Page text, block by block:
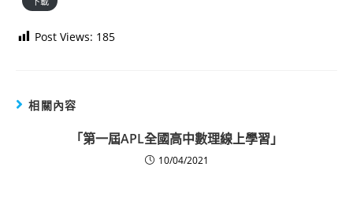
Post Views: 185
相關內容
「第一屆APL全國高中數理線上學習」
10/04/2021